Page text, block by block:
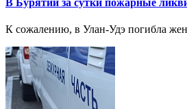
К сожалению, в Улан-Удэ погибла